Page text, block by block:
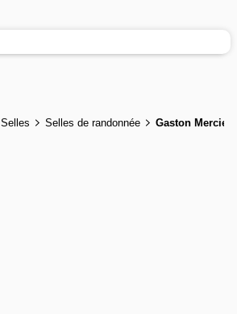
Selles Selles de randonnée Gaston Mercier